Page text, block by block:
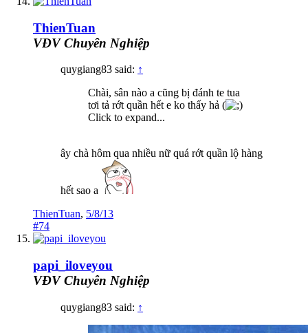
ThienTuan
VĐV Chuyên Nghiệp
quygiang83 said: ↑
Chài, sân nào a cũng bị đánh te tua
tơi tả rớt quần hết e ko thấy hả (
Click to expand...
ây chà hôm qua nhiều nữ quá rớt quần lộ hàng
hết sao a
ThienTuan, 5/8/13
#74
papi_iloveyou
VĐV Chuyên Nghiệp
quygiang83 said: ↑